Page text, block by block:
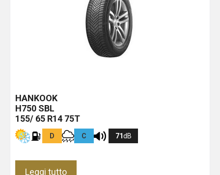
HANKOOK
H750 SBL
155/ 65 R14 75T
D C 71dB
Leggi tutto